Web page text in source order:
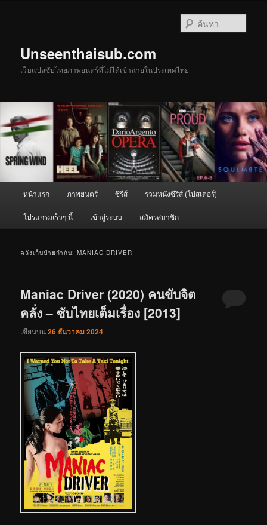
Unseenthaisub.com
เว็บแปลซับไทยภาพยนตร์ที่ไม่ได้เข้าฉายในประเทศไทย
หน้าแรก ภาพยนตร์ ซีรีส์ รวมหนังซีรีส์ (โปสเตอร์)
โปรแกรมเร็วๆ นี้ เข้าสู่ระบบ สมัครสมาชิก
คลังเก็บป้ายกำกับ:MANIAC DRIVER
Maniac Driver (2020) คนขับจิต
คลั่ง – ซับไทยเต็มเรื่อง [2013]
เขียนบน26 ธันวาคม 2024